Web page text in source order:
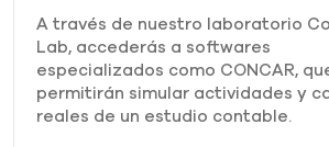
A través de nuestro laboratorio
Lab, accederás a softwares
especializados como CONCAR,
permitirán simular actividades y
reales de un estudio contable.